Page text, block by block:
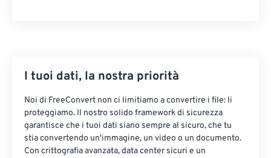
I tuoi dati, la nostra priorità
Noi di FreeConvert non ci limitiamo a convertire i file: li
proteggiamo. Il nostro solido framework di sicurezza
garantisce che i tuoi dati siano sempre al sicuro, che tu
stia convertendo un'immagine, un video o un documento.
Con crittografia avanzata, data center sicuri e un